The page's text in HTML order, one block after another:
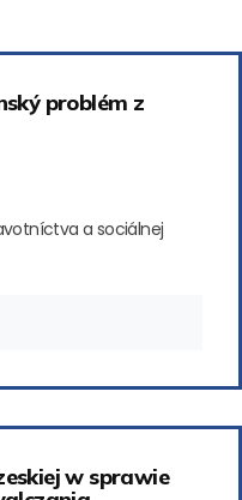
problém z
a sociálnej
w sprawie